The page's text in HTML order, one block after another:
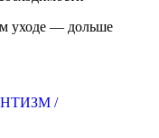
уходе — дольше